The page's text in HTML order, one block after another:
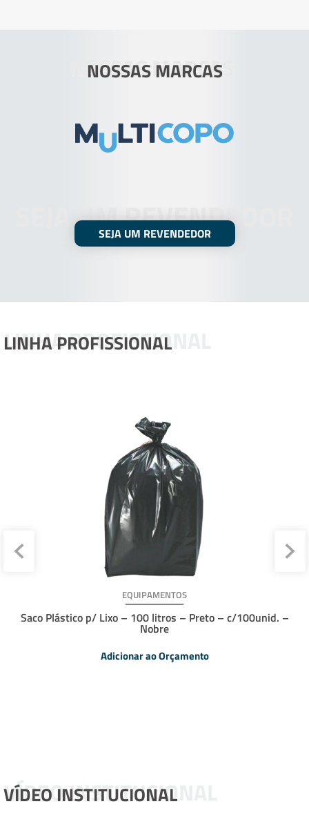
NOSSAS MARCAS
NOSSAS MARCAS
SEJA UM REVENDEDOR
SEJA UM REVENDEDOR
LINHA PROFISSIONAL
LINHA PROFISSIONAL
EQUIPAMENTOS
Saco Plástico p/ Lixo – 100 litros – Preto – c/100unid. –
Nobre
Adicionar ao Orçamento
VÍDEO INSTITUCIONAL
VÍDEO INSTITUCIONAL